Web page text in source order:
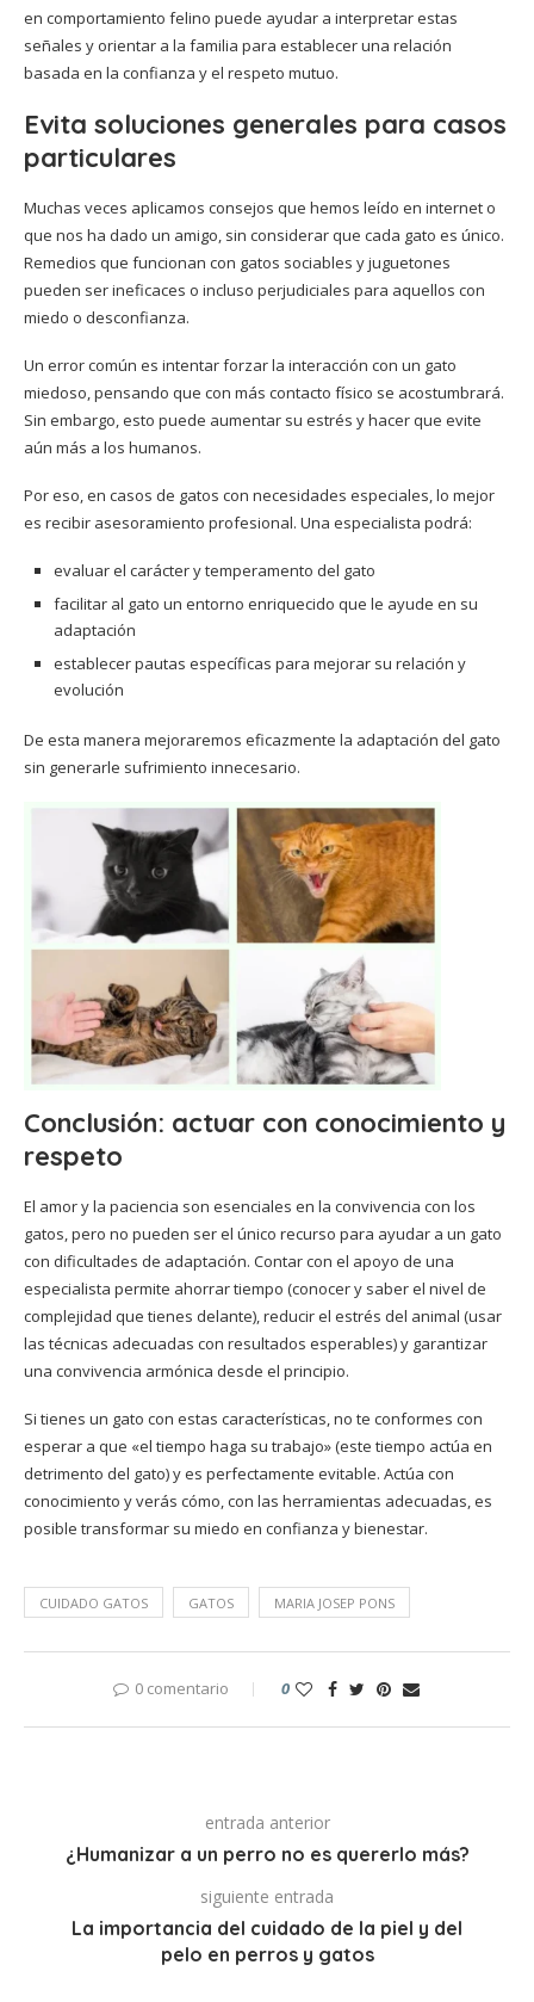
en comportamiento felino puede ayudar a interpretar estas
señales y orientar a la familia para establecer una relación
basada en la confianza y el respeto mutuo.
Evita soluciones generales para casos
particulares
Muchas veces aplicamos consejos que hemos leído en internet o
que nos ha dado un amigo, sin considerar que cada gato es único.
Remedios que funcionan con gatos sociables y juguetones
pueden ser ineficaces o incluso perjudiciales para aquellos con
miedo o desconfianza.
Un error común es intentar forzar la interacción con un gato
miedoso, pensando que con más contacto físico se acostumbrará.
Sin embargo, esto puede aumentar su estrés y hacer que evite
aún más a los humanos.
Por eso, en casos de gatos con necesidades especiales, lo mejor
es recibir asesoramiento profesional. Una especialista podrá:
evaluar el carácter y temperamento del gato
facilitar al gato un entorno enriquecido que le ayude en su
adaptación
establecer pautas específicas para mejorar su relación y
evolución
De esta manera mejoraremos eficazmente la adaptación del gato
sin generarle sufrimiento innecesario.
Conclusión: actuar con conocimiento y
respeto
El amor y la paciencia son esenciales en la convivencia con los
gatos, pero no pueden ser el único recurso para ayudar a un gato
con dificultades de adaptación. Contar con el apoyo de una
especialista permite ahorrar tiempo (conocer y saber el nivel de
complejidad que tienes delante), reducir el estrés del animal (usar
las técnicas adecuadas con resultados esperables) y garantizar
una convivencia armónica desde el principio.
Si tienes un gato con estas características, no te conformes con
esperar a que «el tiempo haga su trabajo» (este tiempo actúa en
detrimento del gato) y es perfectamente evitable. Actúa con
conocimiento y verás cómo, con las herramientas adecuadas, es
posible transformar su miedo en confianza y bienestar.
CUIDADO GATOS GATOS MARIA JOSEP PONS
0 comentario 0
entrada anterior
¿Humanizar a un perro no es quererlo más?
siguiente entrada
La importancia del cuidado de la piel y del
pelo en perros y gatos